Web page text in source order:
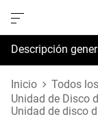
Descripción
Especificaciones
Soporte y
Inicio
Todos
Unidad de Disco
Unidad de disco